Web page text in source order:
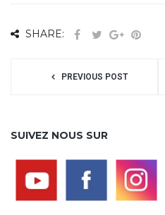
SHARE:
PREVIOUS POST
SUIVEZ NOUS SUR